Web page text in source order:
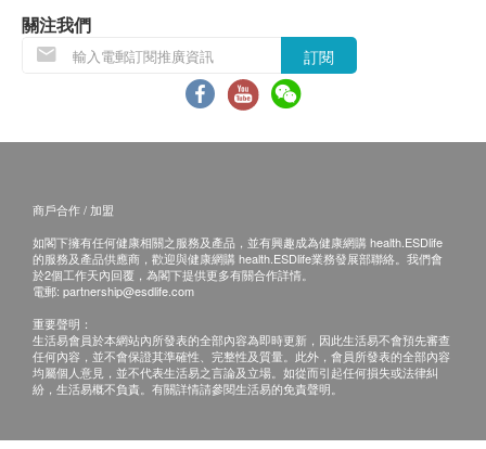
關注我們
訂閱
商戶合作 / 加盟
如閣下擁有任何健康相關之服務及產品，並有興趣成為健康網購 health.ESDlife
的服務及產品供應商，歡迎與健康網購 health.ESDlife業務發展部聯絡。我們會
於2個工作天內回覆，為閣下提供更多有關合作詳情。
電郵: partnership@esdlife.com
重要聲明：
生活易會員於本網站內所發表的全部內容為即時更新，因此生活易不會預先審查
任何內容，並不會保證其準確性、完整性及質量。此外，會員所發表的全部內容
均屬個人意見，並不代表生活易之言論及立場。如從而引起任何損失或法律糾
紛，生活易概不負責。有關詳情請參閱生活易的免責聲明。